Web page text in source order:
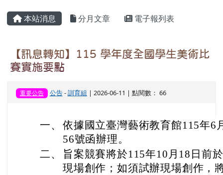
主內容區域
本站消息 分月文章 電子報列表
【訊息轉知】115 學年度全國學生美術比
賽實施要點
重要公告 公告-訓育組 | 2026-06-11 | 點閱數： 66
一、 依據國立臺灣藝術教育館115年6
56號函辦理。
二、
旨案競賽將於115年10月18日前
現場創作；如須試辦現場創作，